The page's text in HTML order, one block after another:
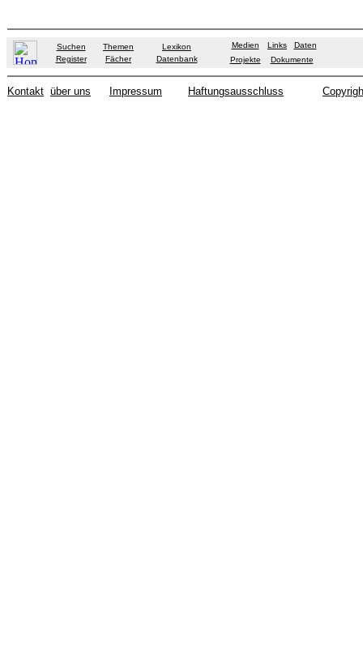
Suchen Themen
Lexikon
Register
Fächer Datenbank
Medien Links
Daten
Projekte
Dokumente
Kontakt über uns Impressum Haftungsausschluss